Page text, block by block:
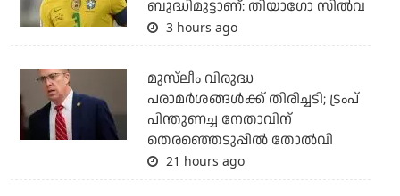
ബുദ്ധിമുട്ടാണ്: തിയാഗോ സില്‍വ
3 hours ago
മുസ്‌ലീം വിരുദ്ധ
പരാമര്‍ശങ്ങള്‍ക്ക് തിരിച്ചടി; ട്രംപ്
പിന്തുണച്ച നേതാവിന്
തെരഞ്ഞെടുപ്പില്‍ തോല്‍വി
21 hours ago